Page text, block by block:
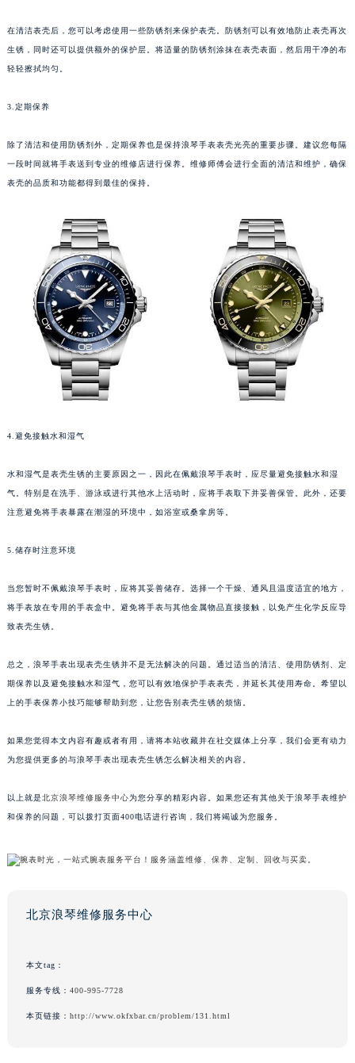
在清洁表壳后，您可以考虑使用一些防锈剂来保护表壳。防锈剂可以有效地防止表壳再次
生锈，同时还可以提供额外的保护层。将适量的防锈剂涂抹在表壳表面，然后用干净的布
轻轻擦拭均匀。
3.定期保养
除了清洁和使用防锈剂外，定期保养也是保持浪琴手表表壳光亮的重要步骤。建议您每隔
一段时间就将手表送到专业的维修店进行保养。维修师傅会进行全面的清洁和维护，确保
表壳的品质和功能都得到最佳的保持。
4.避免接触水和湿气
水和湿气是表壳生锈的主要原因之一，因此在佩戴浪琴手表时，应尽量避免接触水和湿
气。特别是在洗手、游泳或进行其他水上活动时，应将手表取下并妥善保管。此外，还要
注意避免将手表暴露在潮湿的环境中，如浴室或桑拿房等。
5.储存时注意环境
当您暂时不佩戴浪琴手表时，应将其妥善储存。选择一个干燥、通风且温度适宜的地方，
将手表放在专用的手表盒中。避免将手表与其他金属物品直接接触，以免产生化学反应导
致表壳生锈。
总之，浪琴手表出现表壳生锈并不是无法解决的问题。通过适当的清洁、使用防锈剂、定
期保养以及避免接触水和湿气，您可以有效地保护手表表壳，并延长其使用寿命。希望以
上的手表保养小技巧能够帮助到您，让您告别表壳生锈的烦恼。
如果您觉得本文内容有趣或者有用，请将本站收藏并在社交媒体上分享，我们会更有动力
为您提供更多的与浪琴手表出现表壳生锈怎么解决相关的内容。
以上就是北京浪琴维修服务中心为您分享的精彩内容。如果您还有其他关于浪琴手表维护
和保养的问题，可以拨打页面400电话进行咨询，我们将竭诚为您服务。
北京浪琴维修服务中心
本文tag：
服务专线： 400-995-7728
本页链接： http://www.okfxbar.cn/problem/131.html